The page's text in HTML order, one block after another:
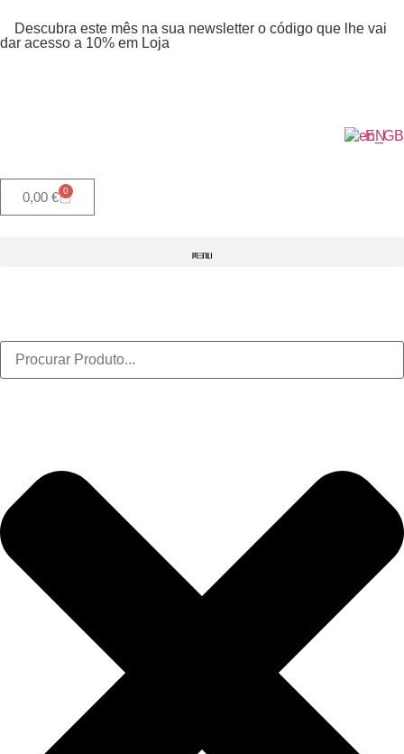
Descubra este mês na sua newsletter o código que lhe vai
dar acesso a 10% em Loja
EN
0,00 € 0